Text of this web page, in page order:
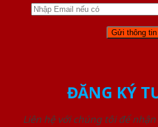
ĐĂNG KÝ
Liên hệ với chúng tôi để